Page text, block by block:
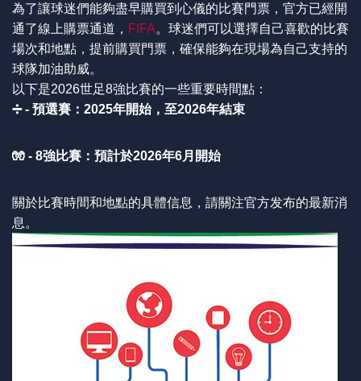
為了讓球迷們能夠盡早購買到心儀的比賽門票，官方已經開
通了線上購票通道， FIFA。球迷們可以選擇自己喜歡的比賽
場次和地點，提前購買門票，確保能夠在現場為自己支持的
球隊加油助威。
以下是2026世足8強比賽的一些重要時間點：
➗ - 預選賽：2025年開始，至2026年結束
🧤 - 8強比賽：預計於2026年6月開始
關於比賽時間和地點的具體信息，請關注官方发布的最新消
息。